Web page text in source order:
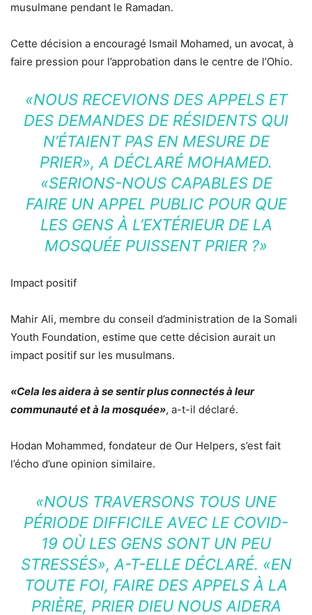
musulmane pendant le Ramadan.
Cette décision a encouragé Ismail Mohamed, un avocat, à
faire pression pour l’approbation dans le centre de l’Ohio.
«NOUS RECEVIONS DES APPELS ET
DES DEMANDES DE RÉSIDENTS QUI
N’ÉTAIENT PAS EN MESURE DE
PRIER», A DÉCLARÉ MOHAMED.
«SERIONS-NOUS CAPABLES DE
FAIRE UN APPEL PUBLIC POUR QUE
LES GENS À L’EXTÉRIEUR DE LA
MOSQUÉE PUISSENT PRIER ?»
Impact positif
Mahir Ali, membre du conseil d’administration de la Somali
Youth Foundation, estime que cette décision aurait un
impact positif sur les musulmans.
«Cela les aidera à se sentir plus connectés à leur
communauté et à la mosquée», a-t-il déclaré.
Hodan Mohammed, fondateur de Our Helpers, s’est fait
l’écho d’une opinion similaire.
«NOUS TRAVERSONS TOUS UNE
PÉRIODE DIFFICILE AVEC LE COVID-
19 OÙ LES GENS SONT UN PEU
STRESSÉS», A-T-ELLE DÉCLARÉ. «EN
TOUTE FOI, FAIRE DES APPELS À LA
PRIÈRE, PRIER DIEU NOUS AIDERA